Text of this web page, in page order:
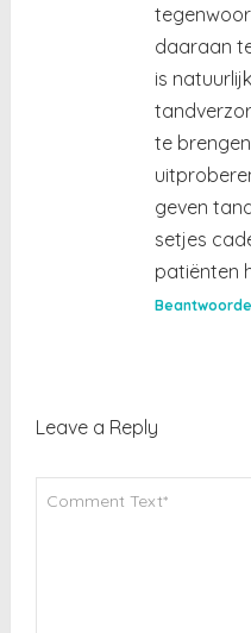
daaraan
is
te
geven
setjes
patiënten
Leave a Reply